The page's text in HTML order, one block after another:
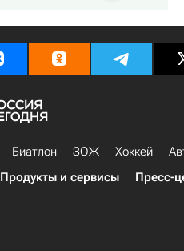
Биатлон ЗОЖ Хоккей
Продукты и сервисы Пресс-